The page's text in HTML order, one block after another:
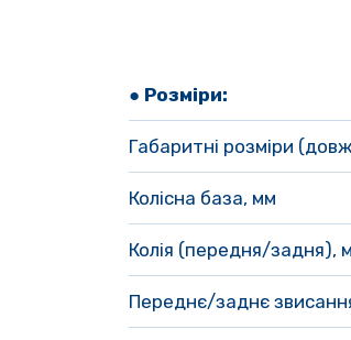
● Розміри:
Габаритні розміри
Колісна база, мм
Колія (передня/задня),
Переднє/заднє